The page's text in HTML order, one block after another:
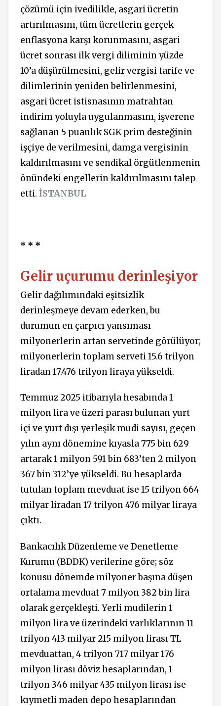
çözümü için ivedilikle, asgari ücretin
artırılmasını, tüm ücretlerin gerçek
enflasyona karşı korunmasını, asgari
ücret sonrası ilk vergi diliminin yüzde
10’a düşürülmesini, gelir vergisi tarife ve
dilimlerinin yeniden belirlenmesini,
asgari ücret istisnasının matrahtan
indirim yoluyla uygulanmasını, işverene
sağlanan 5 puanlık SGK prim desteğinin
işçiye de verilmesini, damga vergisinin
kaldırılmasını ve sendikal örgütlenmenin
önündeki engellerin kaldırılmasını talep
etti. İSTANBUL
* * *
Gelir uçurumu derinleşiyor
Gelir dağılımındaki eşitsizlik
derinleşmeye devam ederken, bu
durumun en çarpıcı yansıması
milyonerlerin artan servetinde görülüyor;
milyonerlerin toplam serveti 15.6 trilyon
liradan 17.476 trilyon liraya yükseldi.
Temmuz 2025 itibarıyla hesabında 1
milyon lira ve üzeri parası bulunan yurt
içi ve yurt dışı yerleşik mudi sayısı, geçen
yılın aynı dönemine kıyasla 775 bin 629
artarak 1 milyon 591 bin 683’ten 2 milyon
367 bin 312’ye yükseldi. Bu hesaplarda
tutulan toplam mevduat ise 15 trilyon 664
milyar liradan 17 trilyon 476 milyar liraya
çıktı.
Bankacılık Düzenleme ve Denetleme
Kurumu (BDDK) verilerine göre; söz
konusu dönemde milyoner başına düşen
ortalama mevduat 7 milyon 382 bin lira
olarak gerçekleşti. Yerli mudilerin 1
milyon lira ve üzerindeki varlıklarının 11
trilyon 413 milyar 215 milyon lirası TL
mevduattan, 4 trilyon 717 milyar 176
milyon lirası döviz hesaplarından, 1
trilyon 346 milyar 435 milyon lirası ise
kıymetli maden depo hesaplarından